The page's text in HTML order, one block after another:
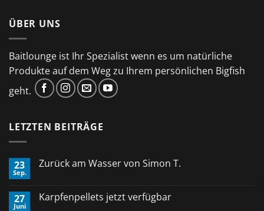
ÜBER UNS
Baitlounge ist Ihr Spezialist wenn es um natürliche
Produkte auf dem Weg zu Ihrem persönlichen Bigfish
geht.
LETZTEN BEITRÄGE
23
Sep.
Zurück am Wasser von Simon T.
Zurück
27
Juni
Karpfenpellets jetzt verfügbar